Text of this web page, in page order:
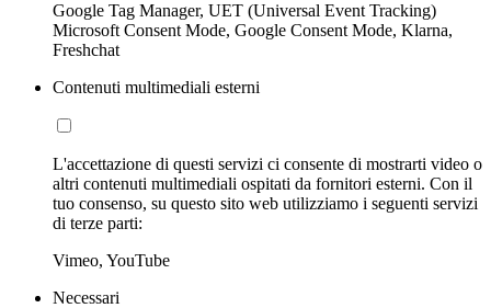
Google Tag Manager, UET (Universal Event Tracking)
Microsoft Consent Mode, Google Consent Mode, Klarna,
Freshchat
Contenuti multimediali esterni
L'accettazione di questi servizi ci consente di mostrarti video o
altri contenuti multimediali ospitati da fornitori esterni. Con il
tuo consenso, su questo sito web utilizziamo i seguenti servizi
di terze parti:
Vimeo, YouTube
Necessari